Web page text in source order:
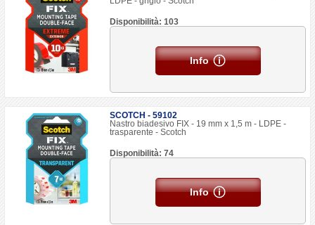
Disponibilità: 103
Info
SCOTCH - 59102
Nastro biadesivo FIX - 19 mm x 1,5 m - LDPE -
trasparente - Scotch
Disponibilità: 74
Info